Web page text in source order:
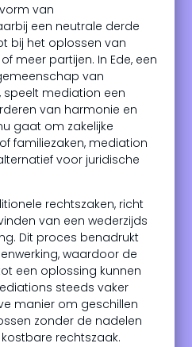
van
een neutrale derde
bij het oplossen van
meer partijen. In Ede, een
van
speelt mediation een
van harmonie en
gaat om zakelijke
familiezaken, mediation
voor juridische
rechtszaken, richt
van een wederzijds
Dit proces benadrukt
waardoor de
een oplossing kunnen
steeds vaker
manier om geschillen
zonder de nadelen
rechtszaak.